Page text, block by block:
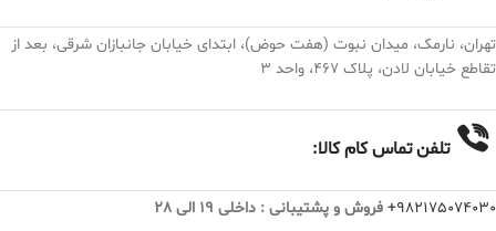
تهران، نارمک، میدان نبوت (هفت حوض)، ابتدای خیابان جانبازان شرقی، بعد از
تقاطع خیابان لادن، پلاک ۴۶۷، واحد ۳
تلفن تماس کام کالا:
982175074030+ فروش و پشتیبانی : داخلی 19 الی 28